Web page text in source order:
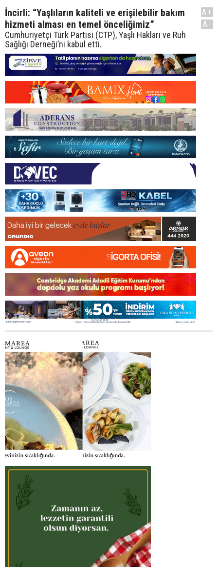
İncirli: “Yaşlıların kaliteli ve erişilebilir bakım
hizmeti alması en temel önceliğimiz”
Cumhuriyetçi Türk Partisi (CTP), Yaşlı Hakları ve Ruh
Sağlığı Derneği’ni kabul etti.
A+
A-